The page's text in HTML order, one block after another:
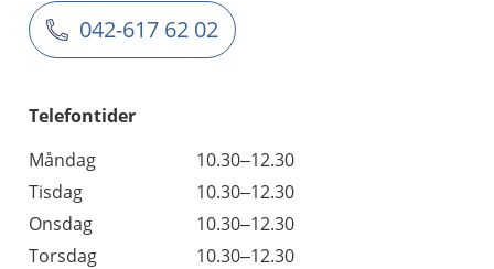
042-617 62 02
Telefontider
Måndag
10.30–12.30
Tisdag
10.30–12.30
Onsdag
10.30–12.30
Torsdag
10.30–12.30